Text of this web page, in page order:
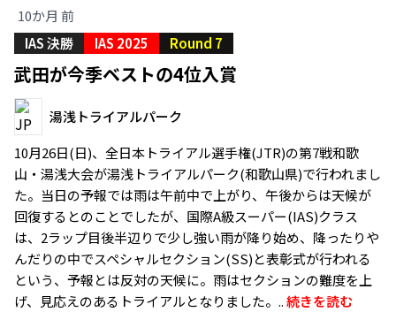
10か月 前
IAS 決勝
IAS 2025 Round 7
武田が今季ベストの4位入賞
湯浅トライアルパーク
10月26日(日)、全日本トライアル選手権(JTR)の第7戦和歌
山・湯浅大会が湯浅トライアルパーク(和歌山県)で行われまし
た。当日の予報では雨は午前中で上がり、午後からは天候が
回復するとのことでしたが、国際A級スーパー(IAS)クラス
は、2ラップ目後半辺りで少し強い雨が降り始め、降ったりや
んだりの中でスペシャルセクション(SS)と表彰式が行われる
という、予報とは反対の天候に。雨はセクションの難度を上
げ、見応えのあるトライアルとなりました。..続きを読む